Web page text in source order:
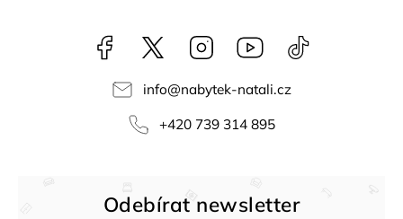
Facebook NataliNabytek
Instagram YouTube
info@nabytek-natali.cz
+420 739 314 895
Odebírat newsletter